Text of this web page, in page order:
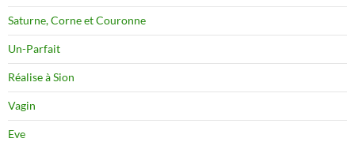
Saturne, Corne et Couronne
Un-Parfait
Réalise à Sion
Vagin
Eve